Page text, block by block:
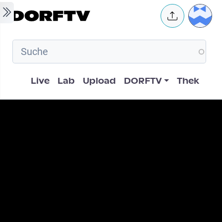
Skip to main content User
Hauptnavigation
Live Lab Upload DORFTV Thek